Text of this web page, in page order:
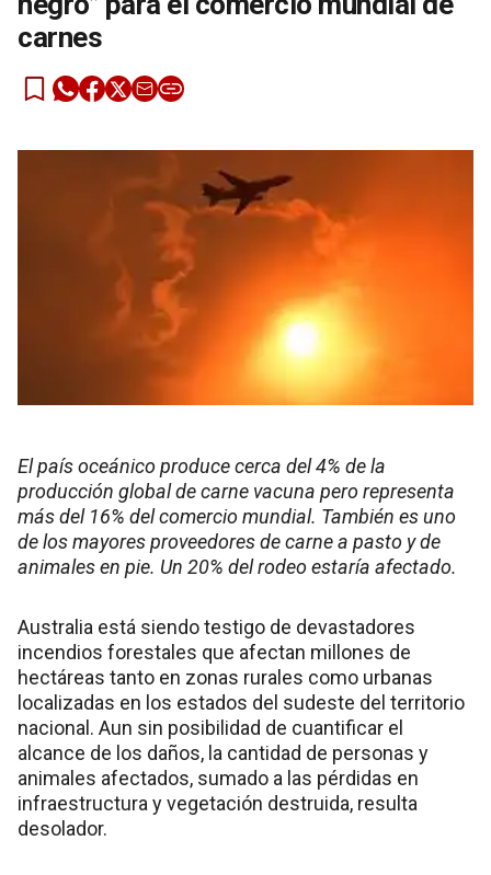
carnes
El país oceánico produce cerca del 4% de la
producción global de carne vacuna pero representa
más del 16% del comercio mundial. También es uno
de los mayores proveedores de carne a pasto y de
animales en pie. Un 20% del rodeo estaría afectado.
Australia está siendo testigo de devastadores
incendios forestales que afectan millones de
hectáreas tanto en zonas rurales como urbanas
localizadas en los estados del sudeste del territorio
nacional. Aun sin posibilidad de cuantificar el
alcance de los daños, la cantidad de personas y
animales afectados, sumado a las pérdidas en
infraestructura y vegetación destruida, resulta
desolador.